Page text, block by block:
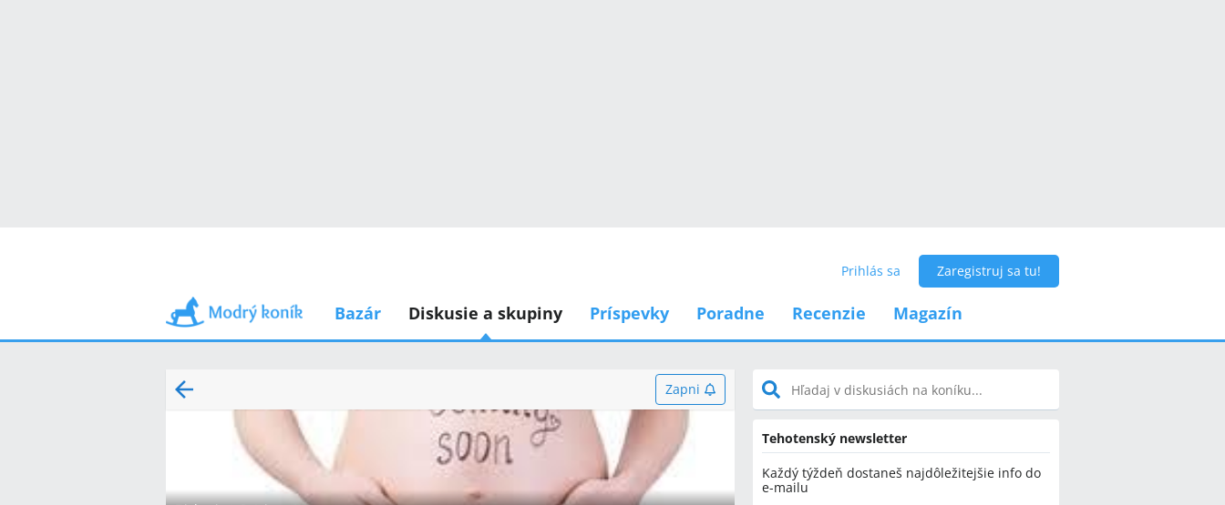
Prihlás sa Zaregistruj sa tu!
Bazár Diskusie a skupiny Príspevky Poradne Recenzie Magazín
Zapni
Tehotenský newsletter
Každý týždeň dostaneš najdôležitejšie info do
e-mailu